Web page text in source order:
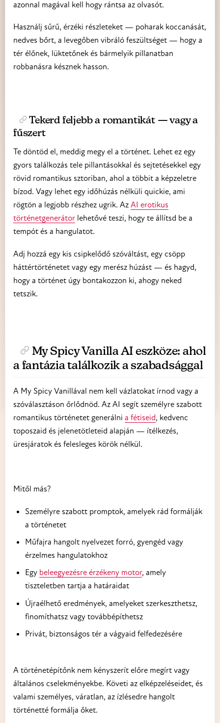
azonnal magával kell hogy rántsa az olvasót.
Használj sűrű, érzéki részleteket — poharak koccanását,
nedves bőrt, a levegőben vibráló feszültséget — hogy a
tér élőnek, lüktetőnek és bármelyik pillanatban
robbanásra késznek hasson.
Tekerd feljebb a romantikát — vagy a
fűszert
Te döntöd el, meddig megy el a történet. Lehet ez egy
gyors találkozás tele pillantásokkal és sejtetésekkel egy
rövid romantikus sztoriban, ahol a többit a képzeletre
bízod. Vagy lehet egy időhúzás nélküli quickie, ami
rögtön a legjobb részhez ugrik. Az AI erotikus
történetgenerátor lehetővé teszi, hogy te állítsd be a
tempót és a hangulatot.
Adj hozzá egy kis csipkelődő szóváltást, egy csöpp
háttértörténetet vagy egy merész húzást — és hagyd,
hogy a történet úgy bontakozzon ki, ahogy neked
tetszik.
My Spicy Vanilla AI eszköze: ahol
a fantázia találkozik a szabadsággal
A My Spicy Vanillával nem kell vázlatokat írnod vagy a
szóválasztáson őrlődnöd. Az AI segít személyre szabott
romantikus történetet generálni a fétiseid, kedvenc
toposzaid és jelenetötleteid alapján — ítélkezés,
üresjáratok és felesleges körök nélkül.
Mitől más?
Személyre szabott promptok, amelyek rád formálják
a történetet
Műfajra hangolt nyelvezet forró, gyengéd vagy
érzelmes hangulatokhoz
Egy beleegyezésre érzékeny motor, amely
tiszteletben tartja a határaidat
Újraélhető eredmények, amelyeket szerkeszthetsz,
finomíthatsz vagy továbbépíthetsz
Privát, biztonságos tér a vágyaid felfedezésére
A történetépítőnk nem kényszerít előre megírt vagy
általános cselekményekbe. Követi az elképzeléseidet, és
valami személyes, váratlan, az ízlésedre hangolt
történetté formálja őket.